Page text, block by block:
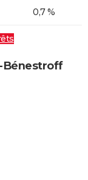
0,7 %
Bénestroff